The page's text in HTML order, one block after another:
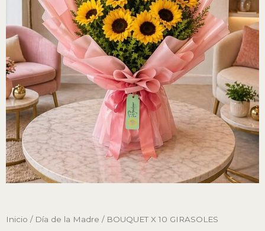
Inicio / Día de la Madre / BOUQUET X 10 GIRASOLES